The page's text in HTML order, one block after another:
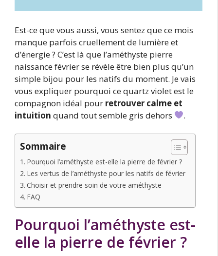
Est-ce que vous aussi, vous sentez que ce mois
manque parfois cruellement de lumière et
d’énergie ? C’est là que l’améthyste pierre
naissance février se révèle être bien plus qu’un
simple bijou pour les natifs du moment. Je vais
vous expliquer pourquoi ce quartz violet est le
compagnon idéal pour retrouver calme et
intuition quand tout semble gris dehors .
Sommaire
Pourquoi l’améthyste est-elle la pierre de février ?
Les vertus de l’améthyste pour les natifs de février
Choisir et prendre soin de votre améthyste
FAQ
Pourquoi l’améthyste est-
elle la pierre de février ?